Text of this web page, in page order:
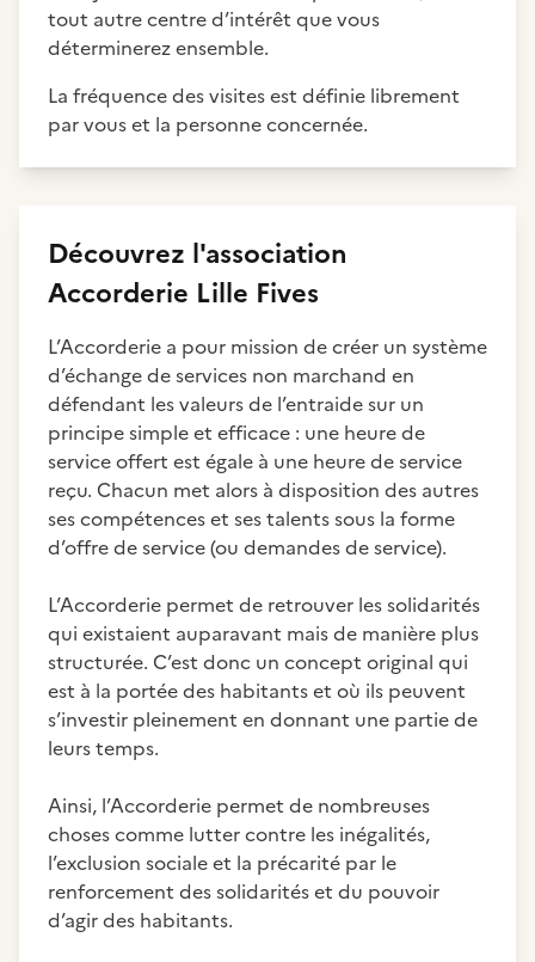
tout autre centre d’intérêt que vous
déterminerez ensemble.
La fréquence des visites est définie librement
par vous et la personne concernée.
Découvrez l'association
Accorderie Lille Fives
L’Accorderie a pour mission de créer un système
d’échange de services non marchand en
défendant les valeurs de l’entraide sur un
principe simple et efficace : une heure de
service offert est égale à une heure de service
reçu. Chacun met alors à disposition des autres
ses compétences et ses talents sous la forme
d’offre de service (ou demandes de service).
L’Accorderie permet de retrouver les solidarités
qui existaient auparavant mais de manière plus
structurée. C’est donc un concept original qui
est à la portée des habitants et où ils peuvent
s’investir pleinement en donnant une partie de
leurs temps.
Ainsi, l’Accorderie permet de nombreuses
choses comme lutter contre les inégalités,
l’exclusion sociale et la précarité par le
renforcement des solidarités et du pouvoir
d’agir des habitants.